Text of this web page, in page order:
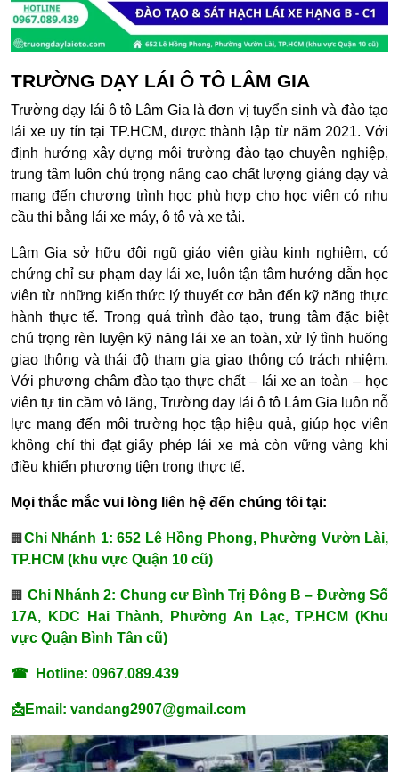
TRƯỜNG DẠY LÁI Ô TÔ LÂM GIA
Trường dạy lái ô tô Lâm Gia là đơn vị tuyển sinh và đào tạo
lái xe uy tín tại TP.HCM, được thành lập từ năm 2021. Với
định hướng xây dựng môi trường đào tạo chuyên nghiệp,
trung tâm luôn chú trọng nâng cao chất lượng giảng dạy và
mang đến chương trình học phù hợp cho học viên có nhu
cầu thi bằng lái xe máy, ô tô và xe tải.
Lâm Gia sở hữu đội ngũ giáo viên giàu kinh nghiệm, có
chứng chỉ sư phạm dạy lái xe, luôn tận tâm hướng dẫn học
viên từ những kiến thức lý thuyết cơ bản đến kỹ năng thực
hành thực tế. Trong quá trình đào tạo, trung tâm đặc biệt
chú trọng rèn luyện kỹ năng lái xe an toàn, xử lý tình huống
giao thông và thái độ tham gia giao thông có trách nhiệm.
Với phương châm đào tạo thực chất – lái xe an toàn – học
viên tự tin cầm vô lăng, Trường dạy lái ô tô Lâm Gia luôn nỗ
lực mang đến môi trường học tập hiệu quả, giúp học viên
không chỉ thi đạt giấy phép lái xe mà còn vững vàng khi
điều khiển phương tiện trong thực tế.
Mọi thắc mắc vui lòng liên hệ đến chúng tôi tại:
🏢 Chi Nhánh 1: 652 Lê Hồng Phong, Phường Vườn Lài,
TP.HCM (khu vực Quận 10 cũ)
🏢 Chi Nhánh 2: Chung cư Bình Trị Đông B – Đường Số
17A, KDC Hai Thành, Phường An Lạc, TP.HCM (Khu
vực Quận Bình Tân cũ)
☎ Hotline: 0967.089.439
📩Email: vandang2907@gmail.com